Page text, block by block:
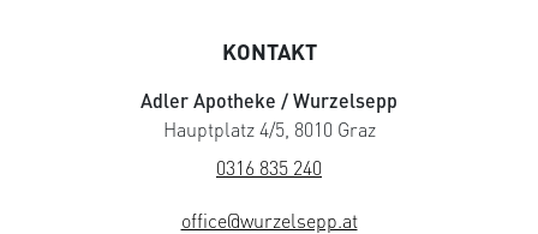
KONTAKT
Adler Apotheke / Wurzelsepp
Hauptplatz 4/5, 8010 Graz
0316 835 240
office@wurzelsepp.at